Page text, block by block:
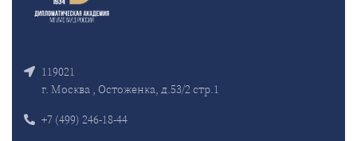
119021
г. Москва , Остоженка, д.53/2 стр.1
+7 (499) 246-18-44